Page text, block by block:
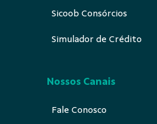
Sicoob Consórcios
Simulador de Crédito
Nossos Canais
Fale Conosco